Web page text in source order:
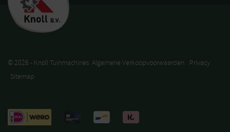
© 2026 - Knoll Tuinmachines Algemene Verkoopvoorwaarden
Privacy
Sitemap